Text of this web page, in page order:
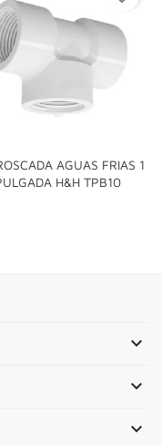
AGUAS FRIAS 1
H&H TPB10


